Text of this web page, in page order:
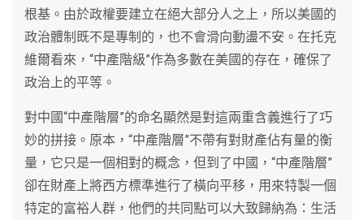
根基。由於政權要建立在絕大部分人之上，所以美國的
政治體制既不是專制的，也不會滑向動盪不安。在托克
維爾看來，“中產階級”作為多數在美國的存在，確保了
政治上的平等。
對中國“中產階層”的命名顯然是對這兩重含義進行了巧
妙的拼接。原本，“中產階層”不帶有對財產佔有量的衡
量，它只是一個相對的概念，但到了中國，“中產階層”
卻在財產上將西方標準進行了橫向平移，用來特製一個
特定的富裕人群，他們的共同點可以大致歸納為：生活